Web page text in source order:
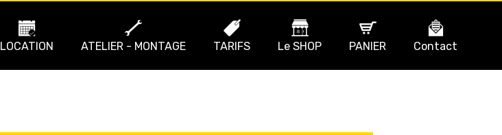
LOCATION ATELIER - MONTAGE TARIFS Le SHOP PANIER Contact